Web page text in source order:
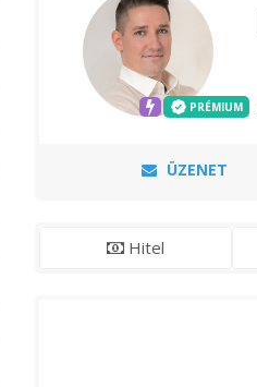
PRÉMIUM
ÜZENET
Hitel